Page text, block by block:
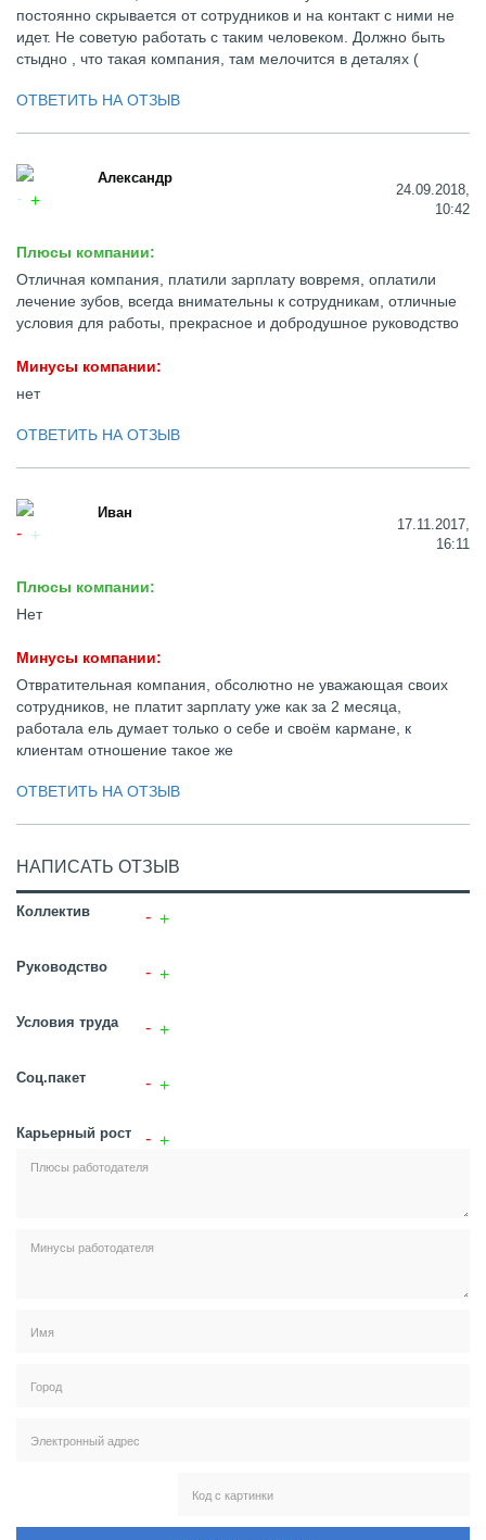
постоянно скрывается от сотрудников и на контакт с ними не
идет. Не советую работать с таким человеком. Должно быть
стыдно , что такая компания, там мелочится в деталях (
ОТВЕТИТЬ НА ОТЗЫВ
Александр
24.09.2018,
10:42
Плюсы компании:
Отличная компания, платили зарплату вовремя, оплатили
лечение зубов, всегда внимательны к сотрудникам, отличные
условия для работы, прекрасное и добродушное руководство
Минусы компании:
нет
ОТВЕТИТЬ НА ОТЗЫВ
Иван
17.11.2017,
16:11
Плюсы компании:
Нет
Минусы компании:
Отвратительная компания, обсолютно не уважающая своих
сотрудников, не платит зарплату уже как за 2 месяца,
работала ель думает только о себе и своём кармане, к
клиентам отношение такое же
ОТВЕТИТЬ НА ОТЗЫВ
НАПИСАТЬ ОТЗЫВ
Коллектив
Руководство
Условия труда
Соц.пакет
Карьерный рост